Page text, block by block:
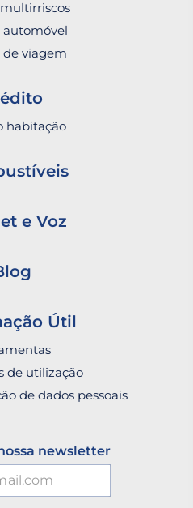
automóvel
de viagem
habitação
e Voz
Útil
de utilização
de dados pessoais
newsletter